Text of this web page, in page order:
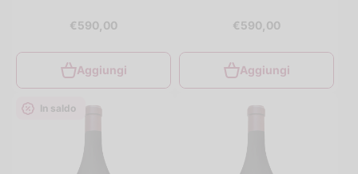
€590,00
Aggiungi
€590,00
Aggiungi
In saldo